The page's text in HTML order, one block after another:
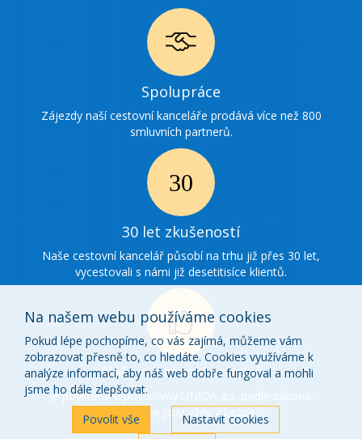
Ikonka
spolupráce
Spolupráce
Zájezdy naší cestovní kanceláře prodává více než 800
smluvních partnerů.
30 Ikonka
zkušenosti
30 let zkušeností
Naše cestovní kancelář působí na trhu již přes 30 let,
vycestovali s námi již desetitisíce klientů.
Ikonka
o
nás
Naše cestovní kancelář
je pojištěna u pojišťovny UNIQA a.s. podle zákona.
Vaše peníze jsou vždy v bezpečí.
Na našem webu používáme cookies
Pokud lépe pochopíme, co vás zajímá, můžeme vám
zobrazovat přesně to, co hledáte. Cookies využíváme k
analýze informací, aby náš web dobře fungoval a mohli
jsme ho dále zlepšovat.
Povolit vše
Nastavit cookies